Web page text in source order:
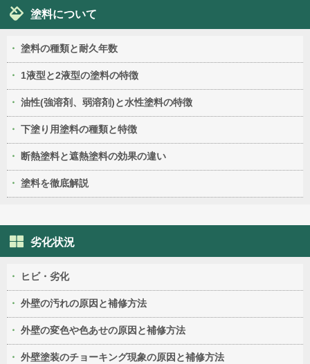
塗料について
塗料の種類と耐久年数
1液型と2液型の塗料の特徴
油性(強溶剤、弱溶剤)と水性塗料の特徴
下塗り用塗料の種類と特徴
断熱塗料と遮熱塗料の効果の違い
塗料を徹底解説
劣化状況
ヒビ・劣化
外壁の汚れの原因と補修方法
外壁の変色や色あせの原因と補修方法
外壁塗装のチョーキング現象の原因と補修方法